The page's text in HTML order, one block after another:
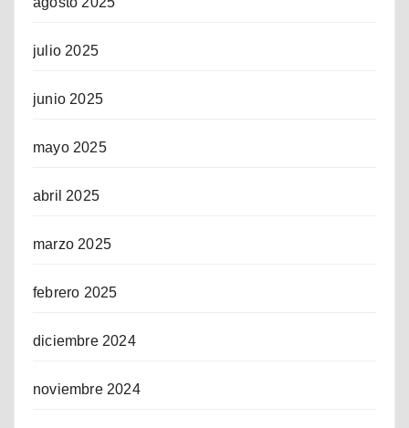
julio 2025
junio 2025
mayo 2025
abril 2025
marzo 2025
febrero 2025
diciembre 2024
noviembre 2024